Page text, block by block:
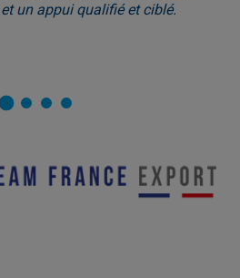
un appui qualifié et ciblé.